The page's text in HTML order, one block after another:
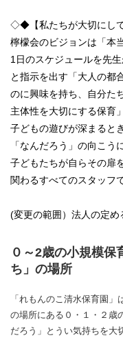
◇◆【私たちが大切にし
檸檬会のビジョンは「本
1日のスケジュールを先
と指示を出す「大人の都
のに興味を持ち、自分た
主体性を大切にする保育
子どもの遊びが深まると
「なんだろう」の向こう
子どもたちが自らその扉
関わるすべてのスタッフ
(変更の範囲）法人の定め
０～2歳の小規模
ち」の場所
「れもんのこ清水保育園
の場所にある０・１・２歳
だろう」とうい気持ちを大